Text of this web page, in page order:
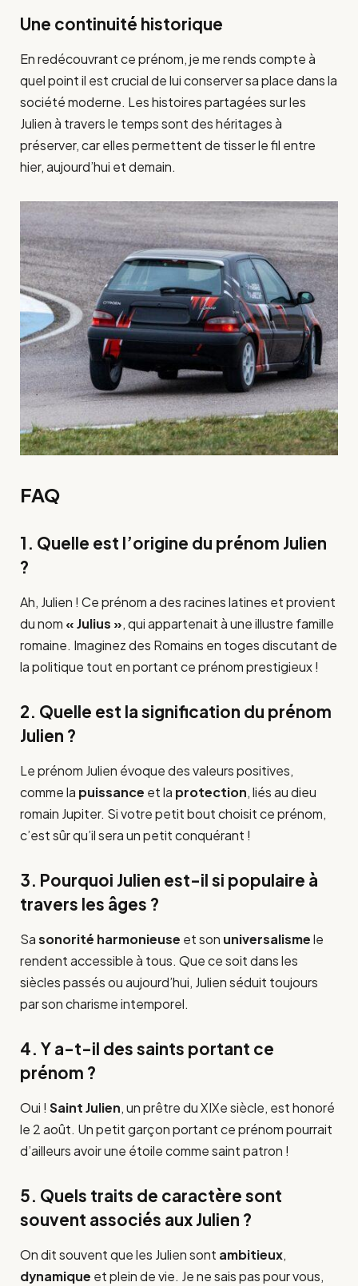
Une continuité historique
En redécouvrant ce prénom, je me rends compte à
quel point il est crucial de lui conserver sa place dans la
société moderne. Les histoires partagées sur les
Julien à travers le temps sont des héritages à
préserver, car elles permettent de tisser le fil entre
hier, aujourd’hui et demain.
FAQ
1. Quelle est l’origine du prénom Julien
?
Ah, Julien ! Ce prénom a des racines latines et provient
du nom « Julius », qui appartenait à une illustre famille
romaine. Imaginez des Romains en toges discutant de
la politique tout en portant ce prénom prestigieux !
2. Quelle est la signification du prénom
Julien ?
Le prénom Julien évoque des valeurs positives,
comme la puissance et la protection, liés au dieu
romain Jupiter. Si votre petit bout choisit ce prénom,
c’est sûr qu’il sera un petit conquérant !
3. Pourquoi Julien est-il si populaire à
travers les âges ?
Sasonorité harmonieuse et son universalismele
rendent accessible à tous. Que ce soit dans les
siècles passés ou aujourd’hui, Julien séduit toujours
par son charisme intemporel.
4. Y a-t-il des saints portant ce
prénom ?
Oui ! Saint Julien, un prêtre du XIXe siècle, est honoré
le 2 août. Un petit garçon portant ce prénom pourrait
d’ailleurs avoir une étoile comme saint patron !
5. Quels traits de caractère sont
souvent associés aux Julien ?
On dit souvent que les Julien sont ambitieux,
dynamique et plein de vie. Je ne sais pas pour vous,